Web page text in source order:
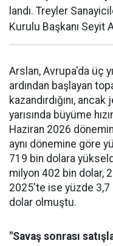
landı. Treyler
Kurulu Başkanı Seyit
Arslan, Avrupa'da üç
ardından başlayan
kazandır­dığını,
yarısında büyüme
Haziran 2026
aynı dönemine göre
719 bin dolara
milyon 402 bin dolar,
2025'te ise yüzde
dolar olmuştu.
"Savaş sonrası